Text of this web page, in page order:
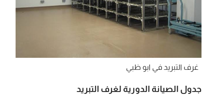
غرف التبريد في ابو ظبي
جدول الصيانة الدورية لغرف التبريد